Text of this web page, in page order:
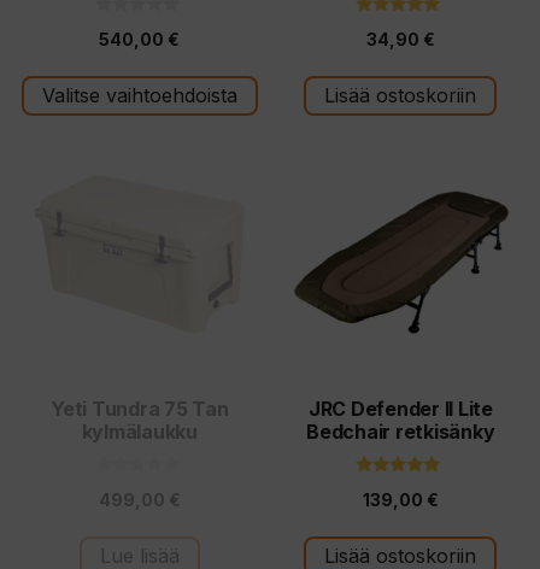
5
s
t
ä
540,00 €
Valitse vaihtoehdoista
5:stä
34,90 €
Lisää ostoskoriin
Yeti Tundra 75 Tan
kylmälaukku
5
s
499,00 €
Lue lisää
JRC Defender II Lite
Bedchair retkisänky
5:stä
139,00 €
Lisää ostoskoriin